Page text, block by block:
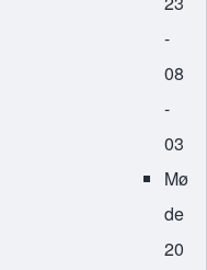
-
08
-
03
Mø
de
20